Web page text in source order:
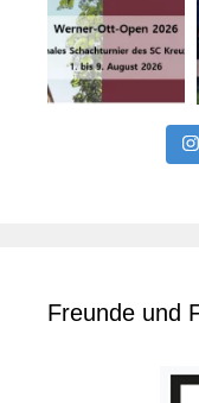
Freunde und